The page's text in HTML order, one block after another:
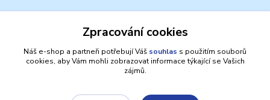
Zpracování cookies
Náš e-shop a partneři potřebují Váš souhlas s použitím souborů
cookies, aby Vám mohli zobrazovat informace týkající se Vašich
zájmů.